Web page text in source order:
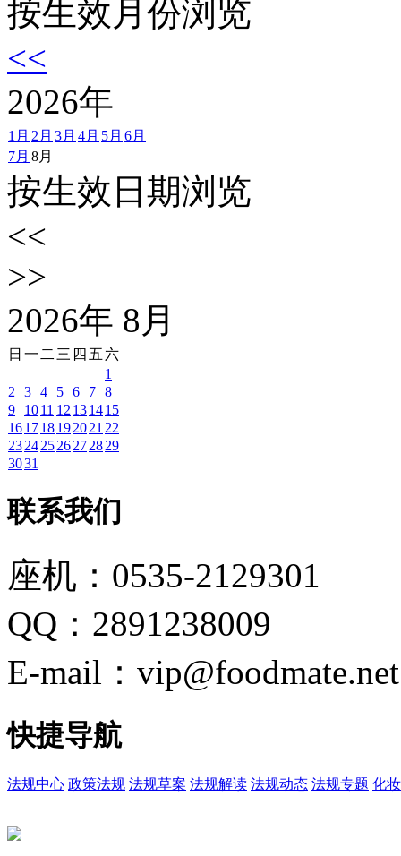
按生效月份浏览
<<
2026年
1月 2月 3月 4月 5月 6月
7月 8月
按生效日期浏览
<<
>>
2026年 8 月
日 一 二 三 四 五 六
1
2
3 4 5 6 7 8
9
1011 12 131415
161718192021 22
23242526272829
3031
联系我们
座机：0535-2129301
QQ：2891238009
E-mail：vip@foodmate.net
快捷导航
法规中心 政策法规 法规草案 法规解读 法规动态 法规专题 化